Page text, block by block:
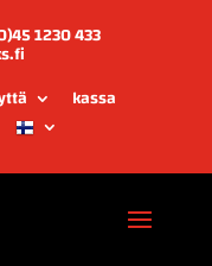
1230 433
kassa